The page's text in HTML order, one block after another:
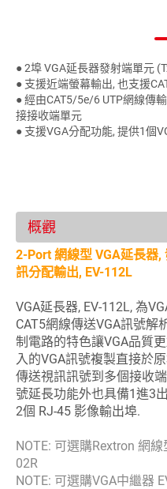
● 2埠 VGA延長器發射端單元
● 支援近端螢幕輸出, 也支援
● 經由CAT5/5e/6 UTP網線傳
接接收端單元
● 支援VGA分配功能, 提供1個
概觀
2-Port 網線型 VGA延長器
訊分配輸出, EV-112L
VGA延長器, EV-112L, 為
CAT5網線傳送VGA訊號解
制電路的特色讓VGA品質
入的VGA訊號複製直接於
傳送視訊訊號到多個接收
號延長功能外也具備1進3
2個 RJ-45 影像輸出埠.
NOTE: 可選購Rextron 網
02R
NOTE: 可選購VGA中繼器